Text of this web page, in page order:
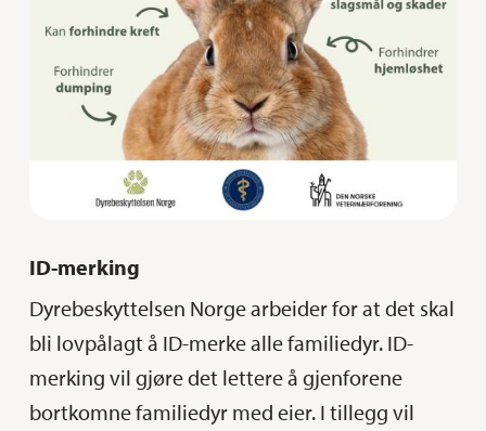
ID-merking
Dyrebeskyttelsen Norge arbeider for at det skal
bli lovpålagt å ID-merke alle familiedyr. ID-
merking vil gjøre det lettere å gjenforene
bortkomne familiedyr med eier. I tillegg vil